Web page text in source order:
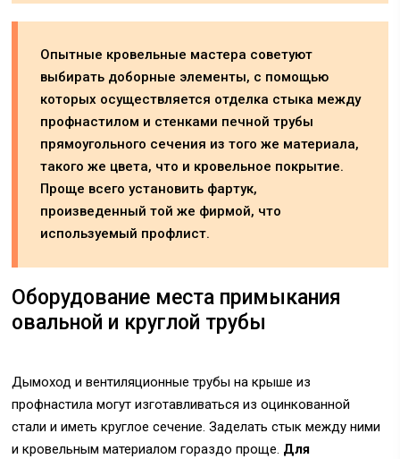
Опытные кровельные мастера советуют
выбирать доборные элементы, с помощью
которых осуществляется отделка стыка между
профнастилом и стенками печной трубы
прямоугольного сечения из того же материала,
такого же цвета, что и кровельное покрытие.
Проще всего установить фартук,
произведенный той же фирмой, что
используемый профлист.
Оборудование места примыкания
овальной и круглой трубы
Дымоход и вентиляционные трубы на крыше из
профнастила могут изготавливаться из оцинкованной
стали и иметь круглое сечение. Заделать стык между ними
и кровельным материалом гораздо проще. Для